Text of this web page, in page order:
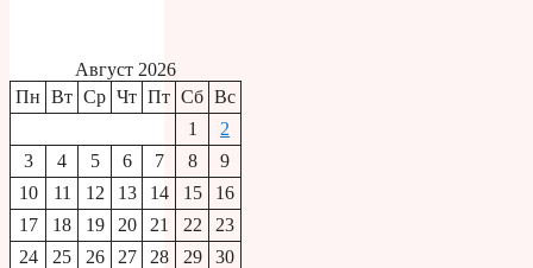
Август 2026
Пн Вт Ср Чт Пт Сб Вс
1
2
3
4 5 6 7 8
9
10
11 12 13 14 15
16
17
18 19 20 21 22
23
24
25 26 27 28 29
30